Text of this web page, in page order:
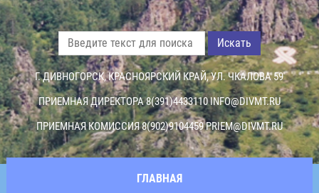
Искать
Г. ДИВНОГОРСК, КРАСНОЯРСКИЙ КРАЙ, УЛ. ЧКАЛОВА 59
ПРИЕМНАЯ ДИРЕКТОРА 8(391)4433110INFO@DIVMT.RU
ПРИЕМНАЯ КОМИССИЯ 8(902)9104459PRIEM@DIVMT.RU
ГЛАВНАЯ